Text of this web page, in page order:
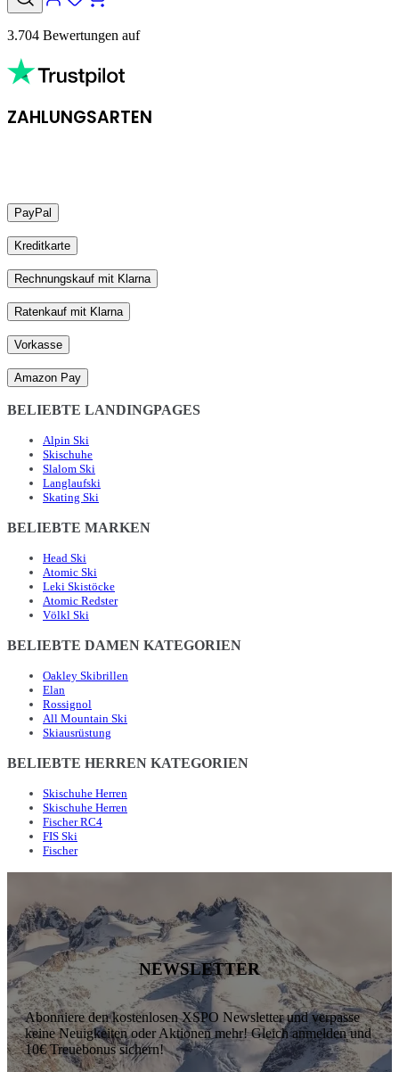
3.704 Bewertungen auf
ZAHLUNGSARTEN
PayPal
Kreditkarte
Rechnungskauf mit Klarna
Ratenkauf mit Klarna
Vorkasse
Amazon Pay
BELIEBTE LANDINGPAGES
Alpin Ski
Skischuhe
Slalom Ski
Langlaufski
Skating Ski
BELIEBTE MARKEN
Head Ski
Atomic Ski
Leki Skistöcke
Atomic Redster
Völkl Ski
BELIEBTE DAMEN KATEGORIEN
Oakley Skibrillen
Elan
Rossignol
All Mountain Ski
Skiausrüstung
BELIEBTE HERREN KATEGORIEN
Skischuhe Herren
Skischuhe Herren
Fischer RC4
FIS Ski
Fischer
NEWSLETTER
Abonniere den kostenlosen XSPO Newsletter und verpasse
keine Neuigkeiten oder Aktionen mehr! Gleich anmelden und
10€ Treuebonus sichern!